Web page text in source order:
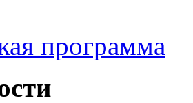
программа